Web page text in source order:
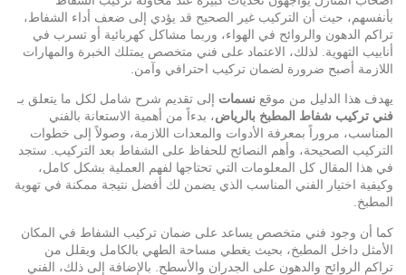
بأنفسهم، حيث أن التركيب غير الصحيح قد يؤدي إلى ضعف أداء الشفاط،
تراكم الدهون والروائح في الهواء، وربما مشاكل كهربائية أو تسرب في
أنابيب التهوية. لذلك، الاعتماد على فني متخصص يمتلك الخبرة والمهارات
اللازمة أصبح ضرورة لضمان تركيب احترافي وآمن.
يهدف هذا الدليل من موقع نسمات إلى تقديم شرح شامل لكل ما يتعلق بـ
فني تركيب شفاط المطبخ بالرياض، بدءاً من أهمية الاستعانة بالفني
المناسب، مروراً بمعرفة الأدوات والمعدات اللازمة، وصولاً إلى خطوات
التركيب الصحيحة، وأهم النصائح للحفاظ على الشفاط بعد التركيب. ستجد
في هذا المقال كل المعلومات التي تحتاجها لفهم العملية بشكل كامل،
وكيفية اختيار الفني المناسب الذي يضمن لك أفضل نتيجة ممكنة في تهوية
المطبخ.
كما أن وجود فني متخصص يساعد على ضمان تركيب الشفاط في المكان
الأمثل داخل المطبخ، بحيث يغطي مساحة الطهي بالكامل ويقلل من
تراكم الروائح والدهون على الجدران والأسطح. بالإضافة إلى ذلك، الفني